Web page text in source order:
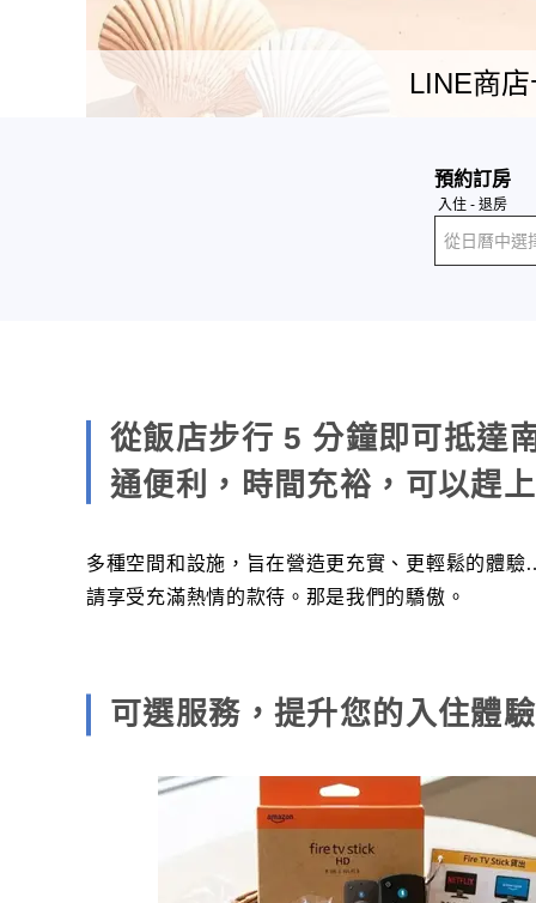
LINE商
預約訂房
入住 - 退房
從日曆中選
從飯店步行 5 分鐘即可抵達
通便利，時間充裕，可以趕
多種空間和設施，旨在營造更充實、更輕鬆的體
請享受充滿熱情的款待。那是我們的驕傲。
可選服務，提升您的入住體驗